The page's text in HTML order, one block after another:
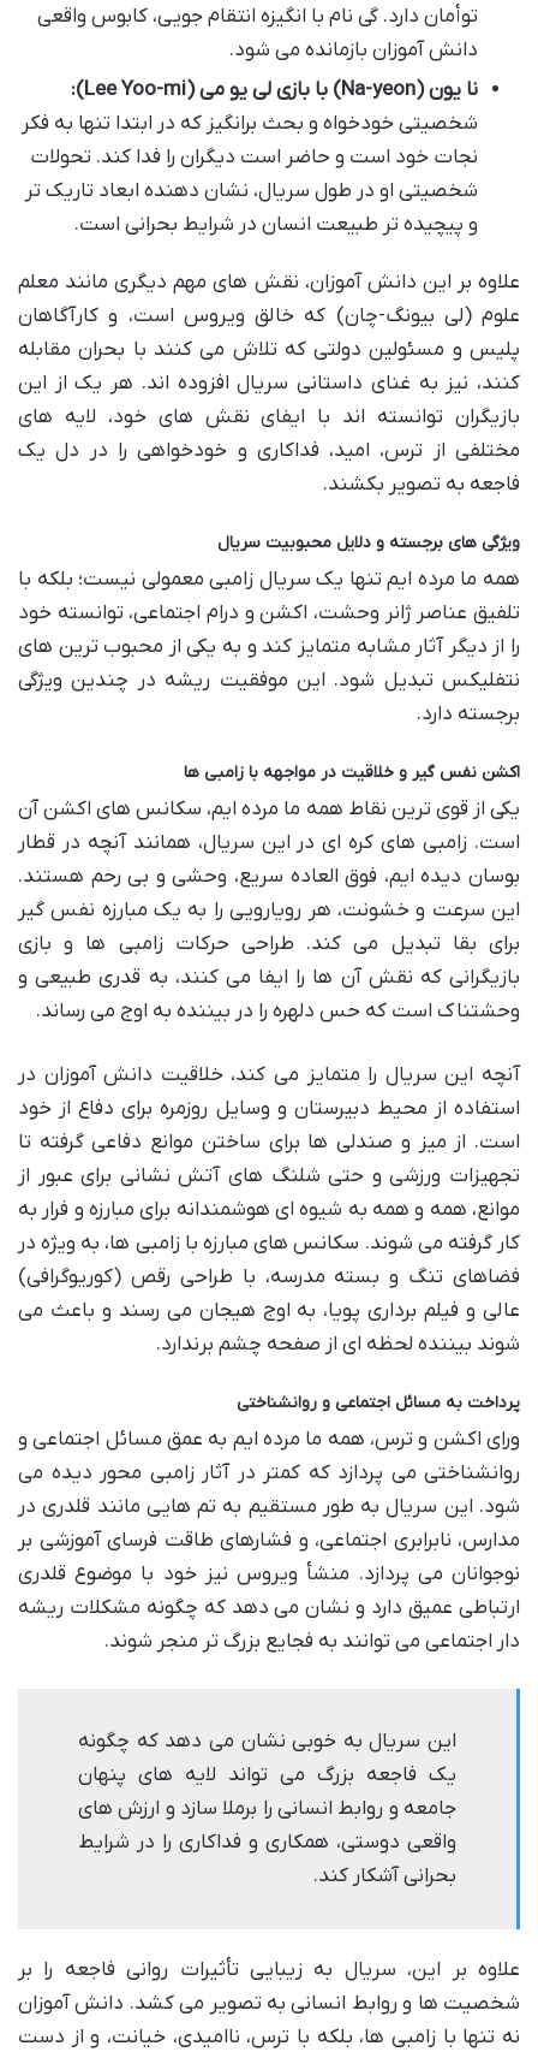
توأمان دارد. گی نام با انگیزه انتقام جویی، کابوس واقعی
دانش آموزان بازمانده می شود.
نا یون (Na-yeon) با بازی لی یو می (Lee Yoo-mi):
شخصیتی خودخواه و بحث برانگیز که در ابتدا تنها به فکر
نجات خود است و حاضر است دیگران را فدا کند. تحولات
شخصیتی او در طول سریال، نشان دهنده ابعاد تاریک تر
و پیچیده تر طبیعت انسان در شرایط بحرانی است.
علاوه بر این دانش آموزان، نقش های مهم دیگری مانند معلم
علوم (لی بیونگ-چان) که خالق ویروس است، و کارآگاهان
پلیس و مسئولین دولتی که تلاش می کنند با بحران مقابله
کنند، نیز به غنای داستانی سریال افزوده اند. هر یک از این
بازیگران توانسته اند با ایفای نقش های خود، لایه های
مختلفی از ترس، امید، فداکاری و خودخواهی را در دل یک
فاجعه به تصویر بکشند.
ویژگی های برجسته و دلایل محبوبیت سریال
همه ما مرده ایم تنها یک سریال زامبی معمولی نیست؛ بلکه با
تلفیق عناصر ژانر وحشت، اکشن و درام اجتماعی، توانسته خود
را از دیگر آثار مشابه متمایز کند و به یکی از محبوب ترین های
نتفلیکس تبدیل شود. این موفقیت ریشه در چندین ویژگی
برجسته دارد.
اکشن نفس گیر و خلاقیت در مواجهه با زامبی ها
یکی از قوی ترین نقاط همه ما مرده ایم، سکانس های اکشن آن
است. زامبی های کره ای در این سریال، همانند آنچه در قطار
بوسان دیده ایم، فوق العاده سریع، وحشی و بی رحم هستند.
این سرعت و خشونت، هر رویارویی را به یک مبارزه نفس گیر
برای بقا تبدیل می کند. طراحی حرکات زامبی ها و بازی
بازیگرانی که نقش آن ها را ایفا می کنند، به قدری طبیعی و
وحشتناک است که حس دلهره را در بیننده به اوج می رساند.
آنچه این سریال را متمایز می کند، خلاقیت دانش آموزان در
استفاده از محیط دبیرستان و وسایل روزمره برای دفاع از خود
است. از میز و صندلی ها برای ساختن موانع دفاعی گرفته تا
تجهیزات ورزشی و حتی شلنگ های آتش نشانی برای عبور از
موانع، همه و همه به شیوه ای هوشمندانه برای مبارزه و فرار به
کار گرفته می شوند. سکانس های مبارزه با زامبی ها، به ویژه در
فضاهای تنگ و بسته مدرسه، با طراحی رقص (کوریوگرافی)
عالی و فیلم برداری پویا، به اوج هیجان می رسند و باعث می
شوند بیننده لحظه ای از صفحه چشم برندارد.
پرداخت به مسائل اجتماعی و روانشناختی
ورای اکشن و ترس، همه ما مرده ایم به عمق مسائل اجتماعی و
روانشناختی می پردازد که کمتر در آثار زامبی محور دیده می
شود. این سریال به طور مستقیم به تم هایی مانند قلدری در
مدارس، نابرابری اجتماعی، و فشارهای طاقت فرسای آموزشی بر
نوجوانان می پردازد. منشأ ویروس نیز خود با موضوع قلدری
ارتباطی عمیق دارد و نشان می دهد که چگونه مشکلات ریشه
دار اجتماعی می توانند به فجایع بزرگ تر منجر شوند.
این سریال به خوبی نشان می دهد که چگونه
یک فاجعه بزرگ می تواند لایه های پنهان
جامعه و روابط انسانی را برملا سازد و ارزش های
واقعی دوستی، همکاری و فداکاری را در شرایط
بحرانی آشکار کند.
علاوه بر این، سریال به زیبایی تأثیرات روانی فاجعه را بر
شخصیت ها و روابط انسانی به تصویر می کشد. دانش آموزان
نه تنها با زامبی ها، بلکه با ترس، ناامیدی، خیانت، و از دست